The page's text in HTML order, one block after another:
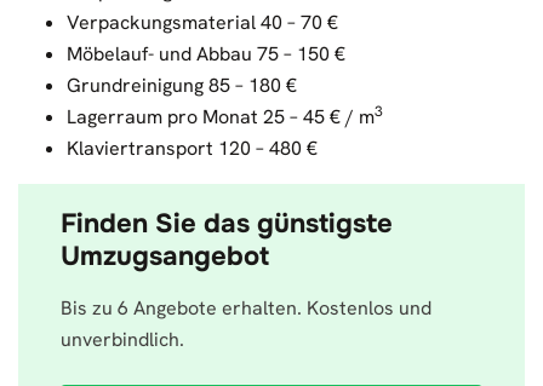
Verpackungsmaterial 40 – 70 €
Möbelauf- und Abbau 75 – 150 €
Grundreinigung 85 – 180 €
Lagerraum pro Monat 25 – 45 € / m3
Klaviertransport 120 – 480 €
Finden Sie das günstigste
Umzugsangebot
Bis zu 6 Angebote erhalten. Kostenlos und
unverbindlich.